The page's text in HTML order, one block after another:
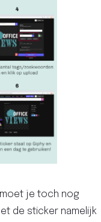
je toch nog
de sticker namelijk